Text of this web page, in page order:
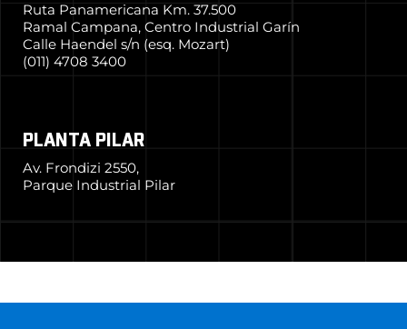
Ruta Panamericana Km. 37.500
Ramal Campana, Centro Industrial Garín
Calle Haendel s/n (esq. Mozart)
(011) 4708 3400
PLANTA PILAR
Av. Frondizi 2550,
Parque Industrial Pilar